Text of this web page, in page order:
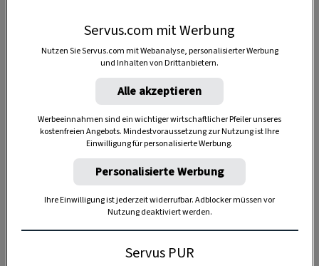
WOHNEN
Hausmittel gegen
Fruchtfliegen
WOHNEN
Hausmittel gegen
Ameisen
Servus.com mit Werbung
Nutzen Sie Servus.com mit Webanalyse, personalisierter Werbung
und Inhalten von Drittanbietern.
Alle akzeptieren
Werbeeinnahmen sind ein wichtiger wirtschaftlicher Pfeiler unseres
kostenfreien Angebots. Mindestvoraussetzung zur Nutzung ist Ihre
Einwilligung für personalisierte Werbung.
Personalisierte Werbung
Ihre Einwilligung ist jederzeit widerrufbar. Adblocker müssen vor
Nutzung deaktiviert werden.
Servus PUR